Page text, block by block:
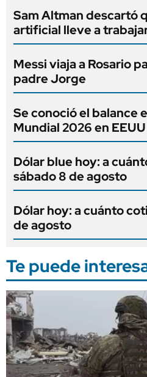
Sam Altman descartó
artificial lleve a
Messi viaja a Rosario
padre Jorge
Se conoció el balance
Mundial 2026 en EEUU
Dólar blue hoy: a
sábado 8 de agosto
Dólar hoy: a cuánto
de agosto
Te puede